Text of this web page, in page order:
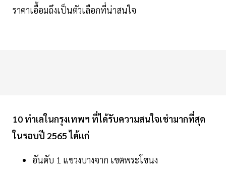
ราคาเอื้อมถึงเป็นตัวเลือกที่น่าสนใจ
10 ทำเลในกรุงเทพฯ ที่ได้รับความสนใจเช่ามากที่สุด
ในรอบปี 2565 ได้แก่
อันดับ 1 แขวงบางจาก เขตพระโขนง